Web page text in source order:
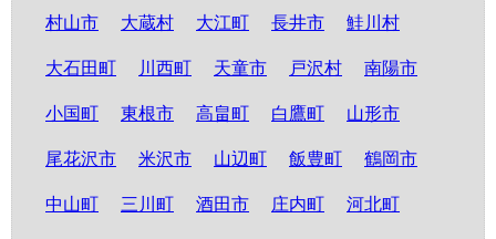
村山市 大蔵村 大江町 長井市 鮭川村
大石田町 川西町 天童市 戸沢村 南陽市
小国町 東根市 高畠町 白鷹町 山形市
尾花沢市 米沢市 山辺町 飯豊町 鶴岡市
中山町 三川町 酒田市 庄内町 河北町